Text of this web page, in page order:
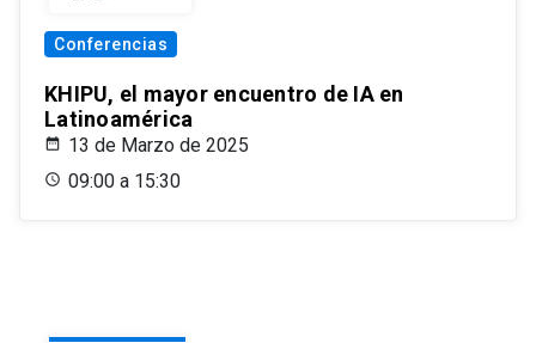
Conferencias
KHIPU, el mayor encuentro de IA en
Latinoamérica
13 de Marzo de 2025
09:00 a 15:30